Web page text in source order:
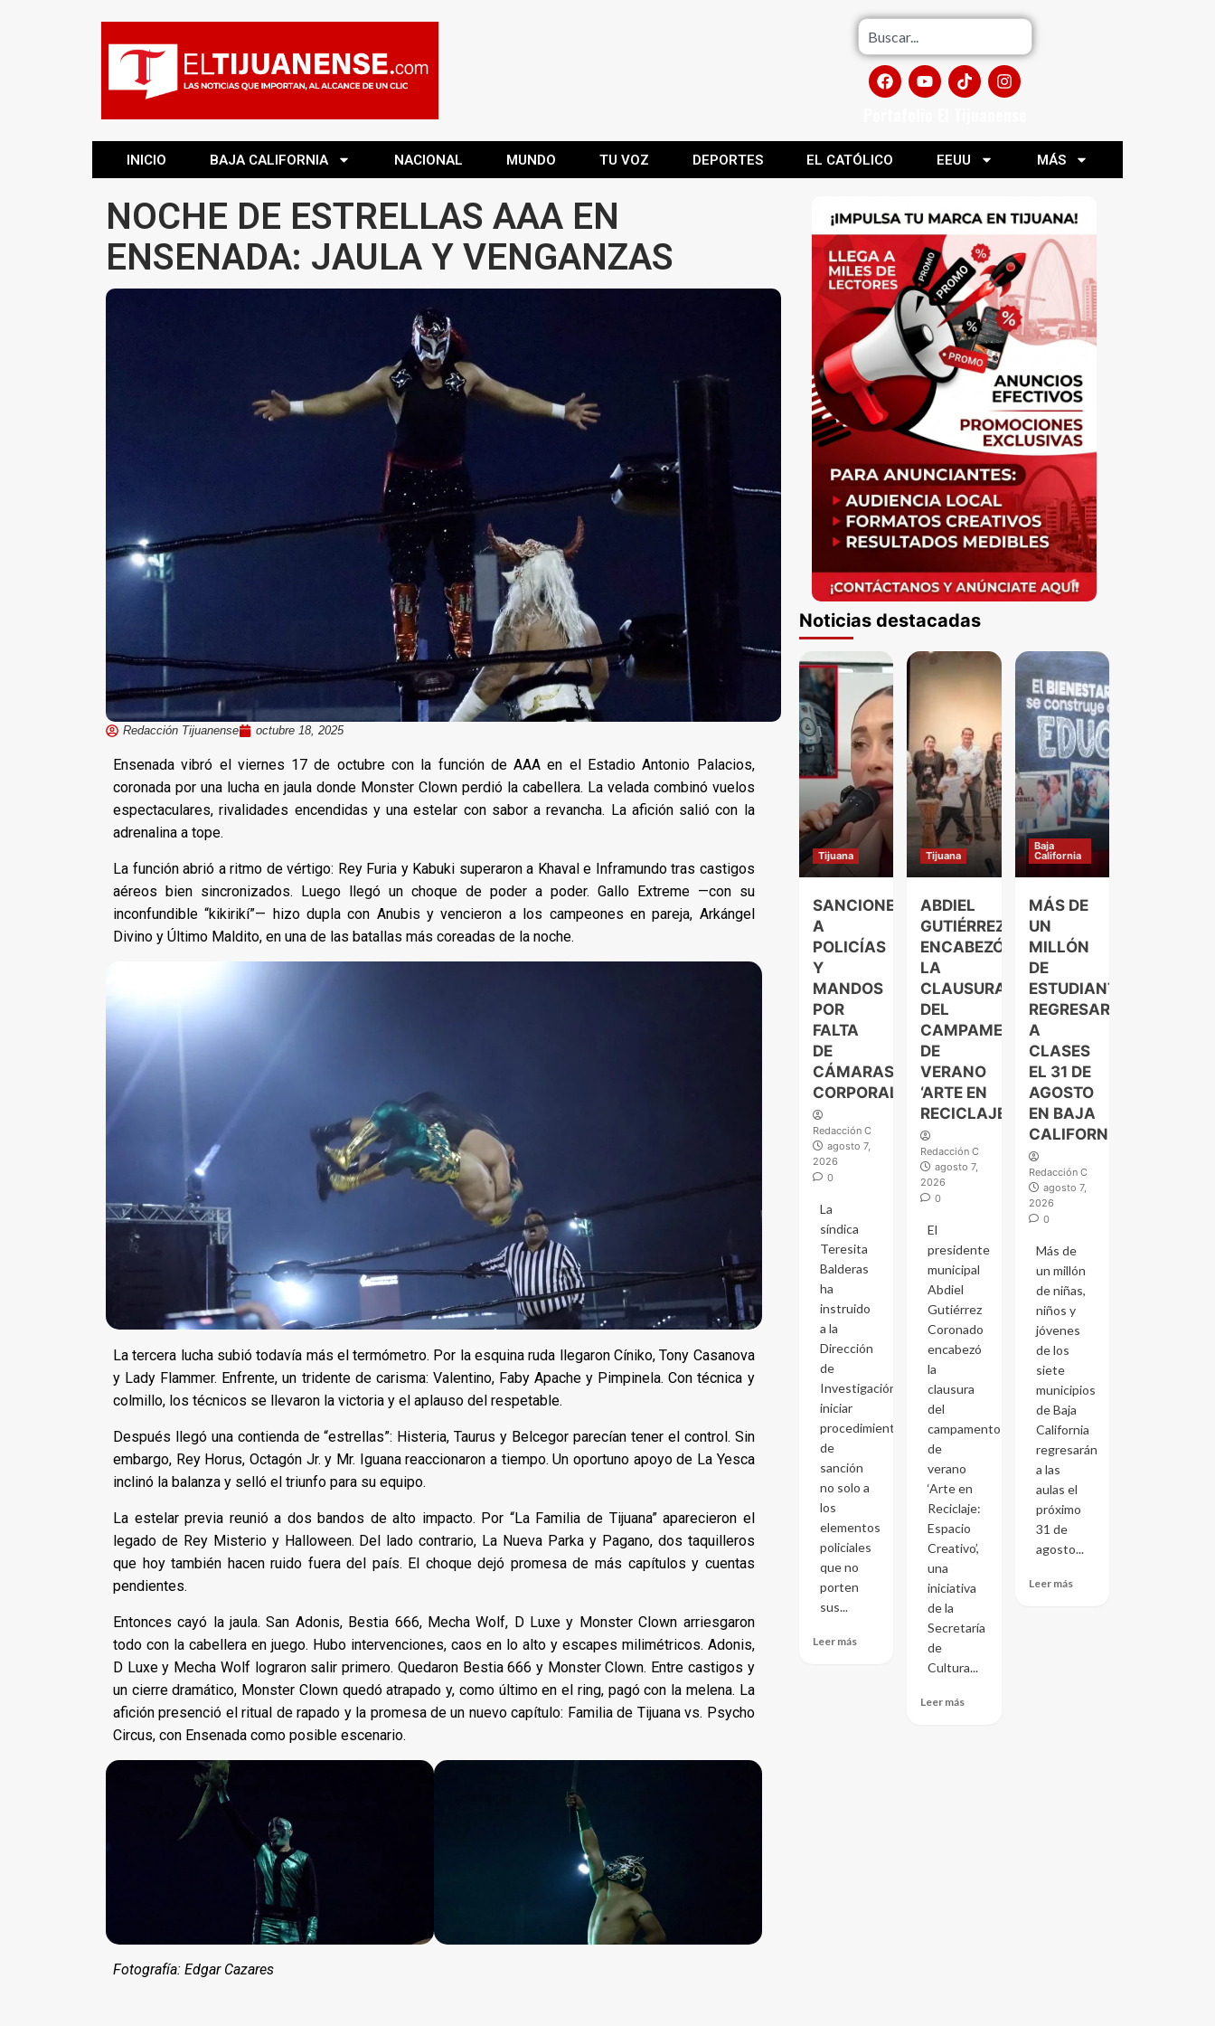
INICIO BAJA CALIFORNIA NACIONAL MUNDO TU VOZ DEPORTES EL CATÓLICO EEUU MÁS
NOCHE DE ESTRELLAS AAA EN
ENSENADA: JAULA Y VENGANZAS
Redacción Tijuanense octubre 18, 2025
Ensenada vibró el viernes 17 de octubre con la función de AAA en el Estadio Antonio Palacios,
coronada por una lucha en jaula donde Monster Clown perdió la cabellera. La velada combinó vuelos
espectaculares, rivalidades encendidas y una estelar con sabor a revancha. La afición salió con la
adrenalina a tope.
La función abrió a ritmo de vértigo: Rey Furia y Kabuki superaron a Khaval e Inframundo tras castigos
aéreos bien sincronizados. Luego llegó un choque de poder a poder. Gallo Extreme —con su
inconfundible “kikirikí”— hizo dupla con Anubis y vencieron a los campeones en pareja, Arkángel
Divino y Último Maldito, en una de las batallas más coreadas de la noche.
La tercera lucha subió todavía más el termómetro. Por la esquina ruda llegaron Cíniko, Tony Casanova
y Lady Flammer. Enfrente, un tridente de carisma: Valentino, Faby Apache y Pimpinela. Con técnica y
colmillo, los técnicos se llevaron la victoria y el aplauso del respetable.
Después llegó una contienda de “estrellas”: Histeria, Taurus y Belcegor parecían tener el control. Sin
embargo, Rey Horus, Octagón Jr. y Mr. Iguana reaccionaron a tiempo. Un oportuno apoyo de La Yesca
inclinó la balanza y selló el triunfo para su equipo.
La estelar previa reunió a dos bandos de alto impacto. Por “La Familia de Tijuana” aparecieron el
legado de Rey Misterio y Halloween. Del lado contrario, La Nueva Parka y Pagano, dos taquilleros
que hoy también hacen ruido fuera del país. El choque dejó promesa de más capítulos y cuentas
pendientes.
Entonces cayó la jaula. San Adonis, Bestia 666, Mecha Wolf, D Luxe y Monster Clown arriesgaron
todo con la cabellera en juego. Hubo intervenciones, caos en lo alto y escapes milimétricos. Adonis,
D Luxe y Mecha Wolf lograron salir primero. Quedaron Bestia 666 y Monster Clown. Entre castigos y
un cierre dramático, Monster Clown quedó atrapado y, como último en el ring, pagó con la melena. La
afición presenció el ritual de rapado y la promesa de un nuevo capítulo: Familia de Tijuana vs. Psycho
Circus, con Ensenada como posible escenario.
Fotografía: Edgar Cazares
Noticias destacadas
Tijuana
SANCIONES
A
POLICÍAS
Y
MANDOS
POR
FALTA
DE
CÁMARAS
CORPORALES
Redacción C
agosto 7,
2026
0
La
síndica
Teresita
Balderas
ha
instruido
a la
Dirección
de
Investigación
iniciar
procedimientos
de
sanción
no solo a
los
elementos
policiales
que no
porten
sus...
Leer más
Tijuana
ABDIEL
GUTIÉRREZ
ENCABEZÓ
LA
CLAUSURA
DEL
CAMPAMENTO
DE
VERANO
‘ARTE EN
RECICLAJE’
Redacción C
agosto 7,
2026
0
El
presidente
municipal
Abdiel
Gutiérrez
Coronado
encabezó
la
clausura
del
campamento
de
verano
‘Arte en
Reciclaje:
Espacio
Creativo’,
una
iniciativa
de la
Secretaría
de
Cultura...
Leer más
Baja
California
MÁS DE
UN
MILLÓN
DE
ESTUDIANTES
REGRESARÁN
A
CLASES
EL 31 DE
AGOSTO
EN BAJA
CALIFORNIA
Redacción C
agosto 7,
2026
0
Más de
un millón
de niñas,
niños y
jóvenes
de los
siete
municipios
de Baja
California
regresarán
a las
aulas el
próximo
31 de
agosto...
Leer más